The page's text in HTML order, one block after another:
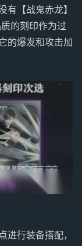
有【战鬼赤龙】
的刻印作为过
的爆发和攻击加
进行装备搭配，